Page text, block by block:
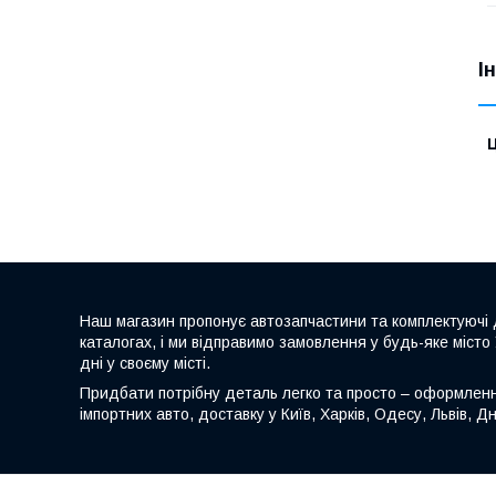
Наш магазин пропонує автозапчастини та
каталогах, і ми відправимо замовлення у будь-яке
дні у своєму місті.
Придбати потрібну деталь легко та просто –
імпортних авто, доставку у Київ, Харків, Одесу, Львів,